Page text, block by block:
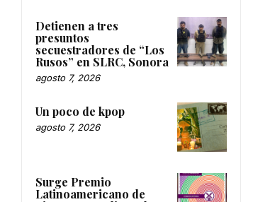
Detienen a tres
presuntos
secuestradores de “Los
Rusos” en SLRC, Sonora
agosto 7, 2026
Un poco de kpop
agosto 7, 2026
Surge Premio
Latinoamericano de